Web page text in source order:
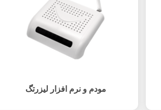
مودم و نرم افزار لیزرتگ